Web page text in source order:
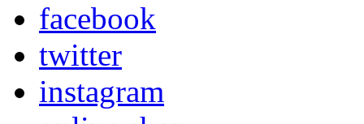
facebook
twitter
instagram